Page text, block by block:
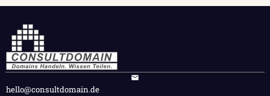
hello@consultdomain.de